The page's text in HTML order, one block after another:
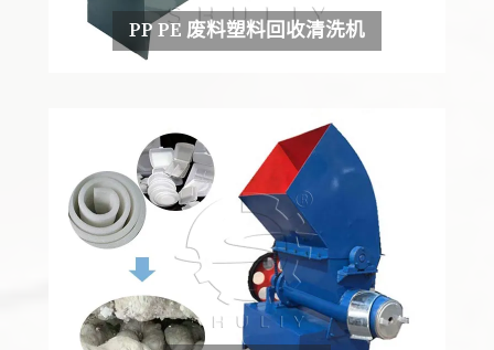
PP PE 废料塑料回收清洗机